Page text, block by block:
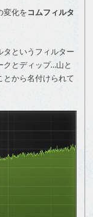
変化をコムフィルタ
タというフィルター
クとディップ…山と
とから名付けられて